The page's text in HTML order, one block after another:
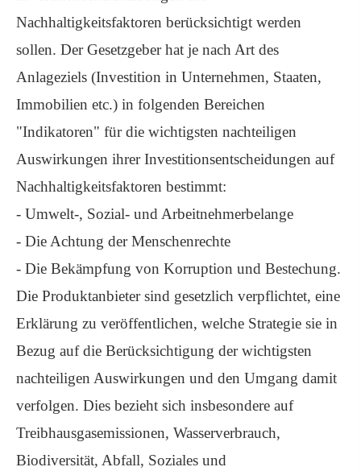
Nachhaltigkeitsfaktoren berücksichtigt werden
sollen. Der Gesetzgeber hat je nach Art des
Anlageziels (Investition in Unternehmen, Staaten,
Immobilien etc.) in folgenden Bereichen
"Indikatoren" für die wichtigsten nachteiligen
Auswirkungen ihrer Investitionsentscheidungen auf
Nachhaltigkeitsfaktoren bestimmt:
- Umwelt-, Sozial- und Arbeitnehmerbelange
- Die Achtung der Menschenrechte
- Die Bekämpfung von Korruption und Bestechung.
Die Produktanbieter sind gesetzlich verpflichtet, eine
Erklärung zu veröffentlichen, welche Strategie sie in
Bezug auf die Berücksichtigung der wichtigsten
nachteiligen Auswirkungen und den Umgang damit
verfolgen. Dies bezieht sich insbesondere auf
Treibhausgasemissionen, Wasserverbrauch,
Biodiversität, Abfall, Soziales und